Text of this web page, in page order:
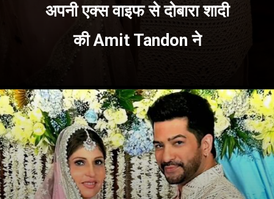
अपनी एक्स वाइफ से दोबारा शादी
की Amit Tandon ने